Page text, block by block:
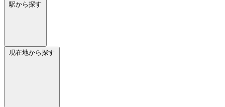
駅から探す
現在地から探す